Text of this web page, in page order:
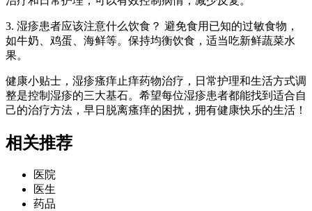
3. 湿疹患者应该注意什么饮食？ 避免食用已知的过敏食物，
如牛奶、鸡蛋、海鲜等。保持均衡饮食，适当吃新鲜蔬菜水
果。
健康小贴士，湿疹瘙痒止痒药物治疗，日常护理和生活方式调
整是控制湿疹的三大基石。希望每位湿疹患者都能找到适合自
己的治疗方法，早日脱离瘙痒的困扰，拥有健康快乐的生活！
相关推荐
医院
医生
药品